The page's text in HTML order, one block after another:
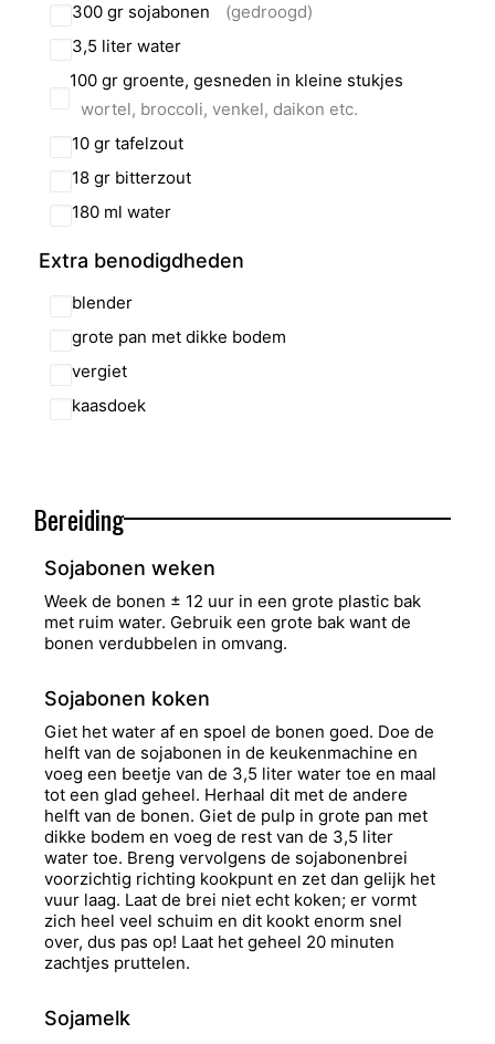
300 gr sojabonen
(gedroogd)
3,5 liter water
100 gr groente, gesneden in kleine stukjes
wortel, broccoli, venkel, daikon etc.
10 gr tafelzout
18 gr bitterzout
180 ml water
Extra benodigdheden
blender
grote pan met dikke bodem
vergiet
kaasdoek
Bereiding
Sojabonen weken
Week de bonen ± 12 uur in een grote plastic bak
met ruim water. Gebruik een grote bak want de
bonen verdubbelen in omvang.
Sojabonen koken
Giet het water af en spoel de bonen goed. Doe de
helft van de sojabonen in de keukenmachine en
voeg een beetje van de 3,5 liter water toe en maal
tot een glad geheel. Herhaal dit met de andere
helft van de bonen. Giet de pulp in grote pan met
dikke bodem en voeg de rest van de 3,5 liter
water toe. Breng vervolgens de sojabonenbrei
voorzichtig richting kookpunt en zet dan gelijk het
vuur laag. Laat de brei niet echt koken; er vormt
zich heel veel schuim en dit kookt enorm snel
over, dus pas op! Laat het geheel 20 minuten
zachtjes pruttelen.
Sojamelk